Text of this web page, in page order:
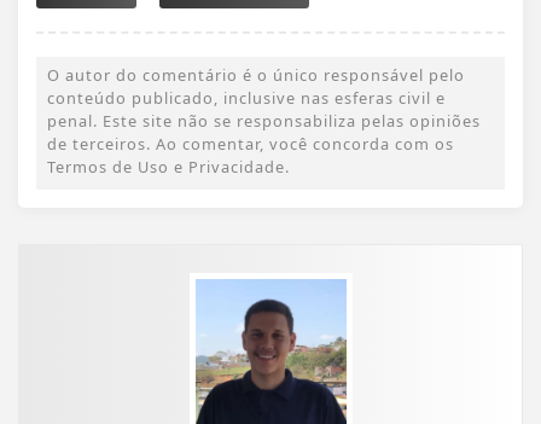
O autor do comentário é o único responsável pelo
conteúdo publicado, inclusive nas esferas civil e
penal. Este site não se responsabiliza pelas opiniões
de terceiros. Ao comentar, você concorda com os
Termos de Uso e Privacidade.